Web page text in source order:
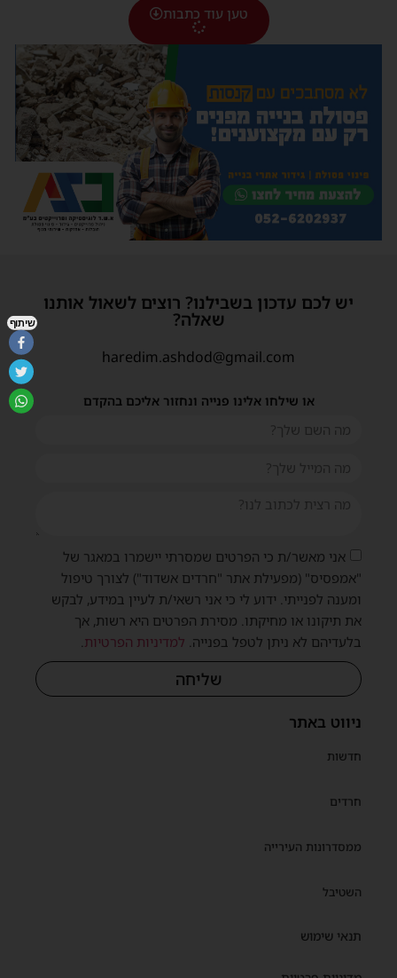
טען עוד כתבות
ניווט באתר
חדשות
חרדים
ממסדרונות העירייה
השטיבל
תנאי שימוש
יש לכם עדכון בשבילנו? רוצים לשאול אותנו
שאלה?
haredim.ashdod@gmail.com
או שילחו אלינו פנייה ונחזור אליכם בהקדם
אני מאשר/ת כי הפרטים שמסרתי יישמרו במאגר של
"אמפסיס" (מפעילת אתר "חרדים אשדוד") לצורך טיפול
ומענה לפנייתי. ידוע לי כי אני רשאי/ת לעיין במידע, לבקש
את תיקונו או מחיקתו. מסירת הפרטים היא רשות, אך
בלעדיהם לא ניתן לטפל בפנייה. למדיניות הפרטיות.
שליחה
שיתוף